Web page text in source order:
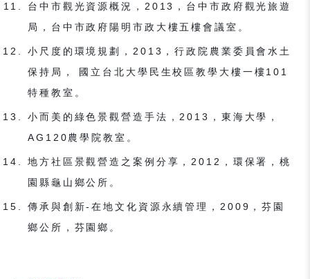
台中市觀光資源概況，2013，台中市政府觀光旅遊
局，台中市政府陽明市政大樓五樓會議室。
小尺度的環境規劃，2013，行政院農業委員會水土
保持局， 國立台北大學民生校區教學大樓一樓101
特種教室。
小而美的綠色景觀營造手法，2013，東海大學，
AG120農學院教室。
地方社區景觀營造之案例分享，2012，環保署，桃
園縣龜山鄉公所。
傳承與創新-在地文化資源永續管理，2009，芬園
鄉公所，芬園鄉。